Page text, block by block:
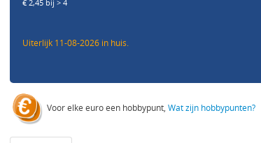
€ 2,45 bij > 4
Uiterlijk 11-08-2026 in huis.
Voor elke euro een hobbypunt,Wat zijn hobbypunten?